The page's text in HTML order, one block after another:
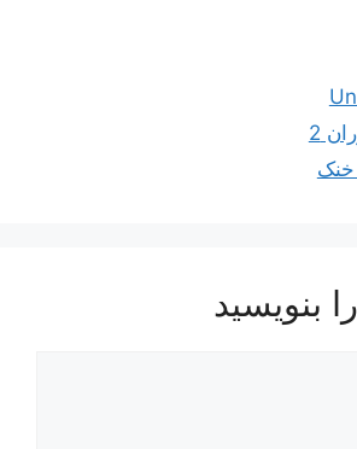
2
خنک
بنویسید